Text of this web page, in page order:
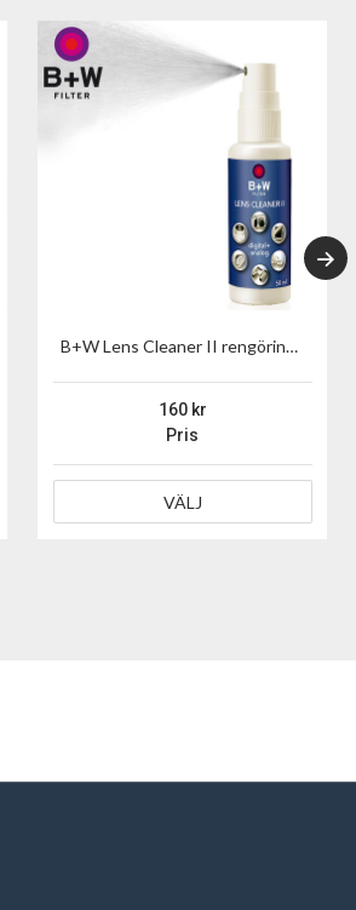
B+W Lens Cleaner II rengöringsvätska
Pris
160
VÄLJ